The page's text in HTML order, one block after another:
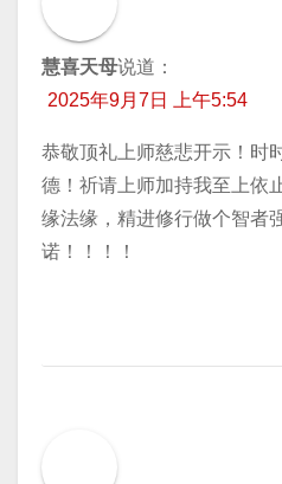
慧喜天母说道：
2025年9月7日 上午5:54
恭敬顶礼上师慈悲开示！时
德！祈请上师加持我至上依
缘法缘，精进修行做个智者
诺！！！！